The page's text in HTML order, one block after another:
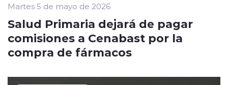
Martes 5 de mayo de 2026
Salud Primaria dejará de pagar
comisiones a Cenabast por la
compra de fármacos